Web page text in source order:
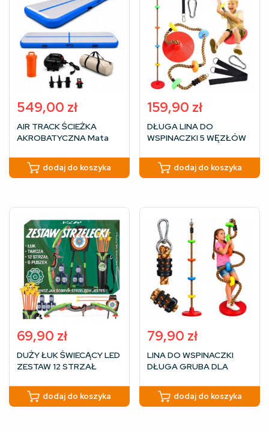
549,00 zł
AIR TRACK ŚCIEŻKA
AKROBATYCZNA Mata
DMUCHANA MATERAC
Pompka 3mdodaj do koszyka
159,90 zł
DŁUGA LINA DO
WSPINACZKI 5 WĘZŁÓW
HUŚTAWKA JAKOŚĆ
dodaj do koszyka
69,90 zł
DUŻY ŁUK ŚWIECĄCY LED
ZESTAW 12 STRZAŁ
TARCZA KOŁCZAN
dodaj do koszyka
79,90 zł
LINA DO WSPINACZKI
DŁUGA GRUBA DLA
ŚCIANKI HUŚTAWKA +
DYSK dodaj do koszyka